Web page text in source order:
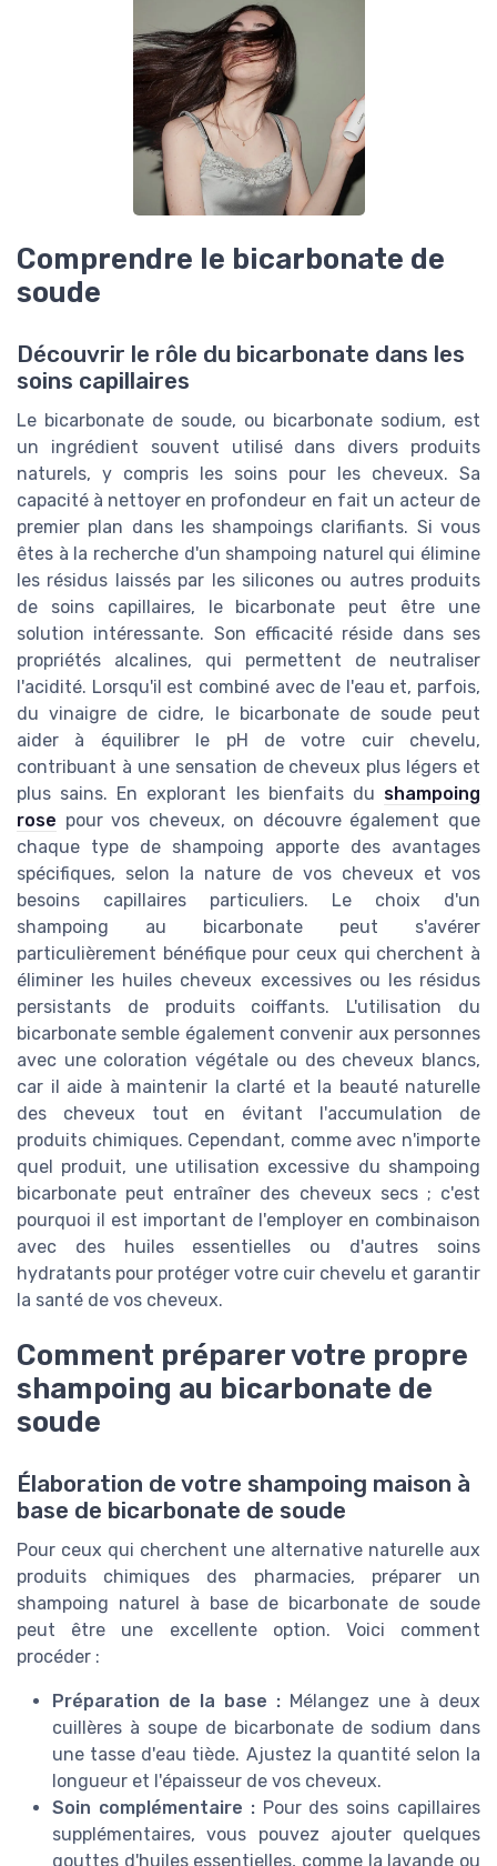
Comprendre le bicarbonate de
soude
Découvrir le rôle du bicarbonate dans les
soins capillaires
Le bicarbonate de soude, ou bicarbonate sodium, est
un ingrédient souvent utilisé dans divers produits
naturels, y compris les soins pour les cheveux. Sa
capacité à nettoyer en profondeur en fait un acteur de
premier plan dans les shampoings clarifiants. Si vous
êtes à la recherche d'un shampoing naturel qui élimine
les résidus laissés par les silicones ou autres produits
de soins capillaires, le bicarbonate peut être une
solution intéressante. Son efficacité réside dans ses
propriétés alcalines, qui permettent de neutraliser
l'acidité. Lorsqu'il est combiné avec de l'eau et, parfois,
du vinaigre de cidre, le bicarbonate de soude peut
aider à équilibrer le pH de votre cuir chevelu,
contribuant à une sensation de cheveux plus légers et
plus sains. En explorant les bienfaits du shampoing
rose pour vos cheveux, on découvre également que
chaque type de shampoing apporte des avantages
spécifiques, selon la nature de vos cheveux et vos
besoins capillaires particuliers. Le choix d'un
shampoing au bicarbonate peut s'avérer
particulièrement bénéfique pour ceux qui cherchent à
éliminer les huiles cheveux excessives ou les résidus
persistants de produits coiffants. L'utilisation du
bicarbonate semble également convenir aux personnes
avec une coloration végétale ou des cheveux blancs,
car il aide à maintenir la clarté et la beauté naturelle
des cheveux tout en évitant l'accumulation de
produits chimiques. Cependant, comme avec n'importe
quel produit, une utilisation excessive du shampoing
bicarbonate peut entraîner des cheveux secs ; c'est
pourquoi il est important de l'employer en combinaison
avec des huiles essentielles ou d'autres soins
hydratants pour protéger votre cuir chevelu et garantir
la santé de vos cheveux.
Comment préparer votre propre
shampoing au bicarbonate de
soude
Élaboration de votre shampoing maison à
base de bicarbonate de soude
Pour ceux qui cherchent une alternative naturelle aux
produits chimiques des pharmacies, préparer un
shampoing naturel à base de bicarbonate de soude
peut être une excellente option. Voici comment
procéder :
Préparation de la base : Mélangez une à deux
cuillères à soupe de bicarbonate de sodium dans
une tasse d'eau tiède. Ajustez la quantité selon la
longueur et l'épaisseur de vos cheveux.
Soin complémentaire :Pour des soins capillaires
supplémentaires, vous pouvez ajouter quelques
gouttes d'huiles essentielles, comme la lavande ou